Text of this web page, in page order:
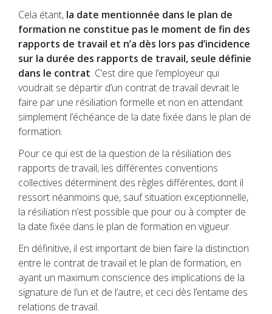
Cela étant, la date mentionnée dans le plan de
formation ne constitue pas le moment de fin des
rapports de travail et n’a dès lors pas d’incidence
sur la durée des rapports de travail, seule définie
dans le contrat. C’est dire que l’employeur qui
voudrait se départir d’un contrat de travail devrait le
faire par une résiliation formelle et non en attendant
simplement l’échéance de la date fixée dans le plan de
formation.
Pour ce qui est de la question de la résiliation des
rapports de travail, les différentes conventions
collectives déterminent des règles différentes, dont il
ressort néanmoins que, sauf situation exceptionnelle,
la résiliation n’est possible que pour ou à compter de
la date fixée dans le plan de formation en vigueur.
En définitive, il est important de bien faire la distinction
entre le contrat de travail et le plan de formation, en
ayant un maximum conscience des implications de la
signature de l’un et de l’autre, et ceci dès l’entame des
relations de travail.